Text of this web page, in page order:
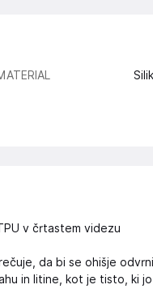
v črtastem videzu
da bi se ohišje
in litine, kot je tisto, ki